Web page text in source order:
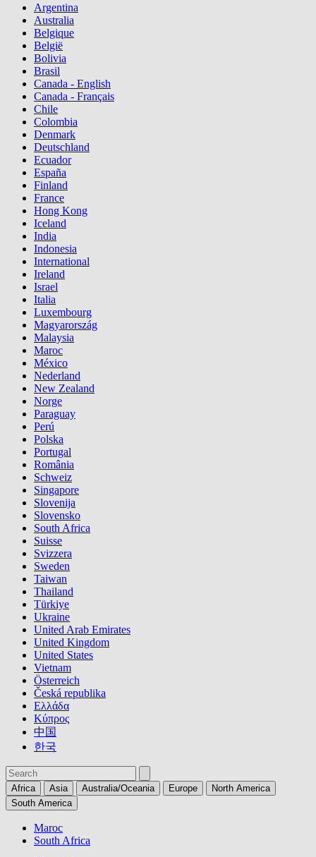
Argentina
Australia
Belgique
België
Bolivia
Brasil
Canada - English
Canada - Français
Chile
Colombia
Denmark
Deutschland
Ecuador
España
Finland
France
Hong Kong
Iceland
India
Indonesia
International
Ireland
Israel
Italia
Luxembourg
Magyarország
Malaysia
Maroc
México
Nederland
New Zealand
Norge
Paraguay
Perú
Polska
Portugal
România
Schweiz
Singapore
Slovenija
Slovensko
South Africa
Suisse
Svizzera
Sweden
Taiwan
Thailand
Türkiye
Ukraine
United Arab Emirates
United Kingdom
United States
Vietnam
Österreich
Česká republika
Ελλάδα
Κύπρος
中国
한국
Africa Asia Australia/Oceania Europe
North America
South America
Maroc
South Africa